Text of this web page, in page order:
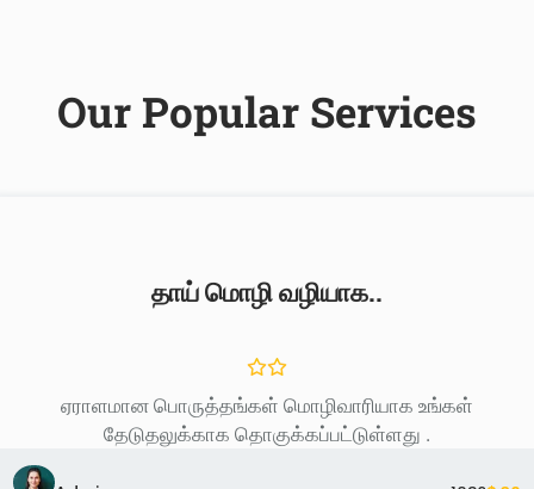
Our Popular Services
தாய் மொழி வழியாக..
ஏராளமான பொருத்தங்கள் மொழிவாரியாக உங்கள்
தேடுதலுக்காக தொகுக்கப்பட்டுள்ளது .